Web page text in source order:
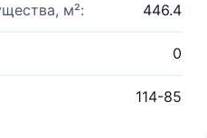
м²: 446.4
0
114-85